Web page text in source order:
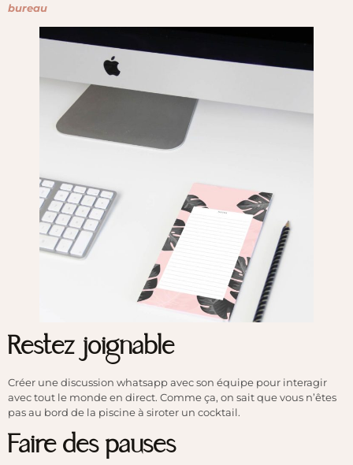
bureau
Restez joignable
Créer une discussion whatsapp avec son équipe pour interagir
avec tout le monde en direct. Comme ça, on sait que vous n’êtes
pas au bord de la piscine à siroter un cocktail.
Faire des pauses